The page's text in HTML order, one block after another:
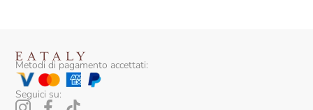
Metodi di pagamento accettati:
Seguici su: